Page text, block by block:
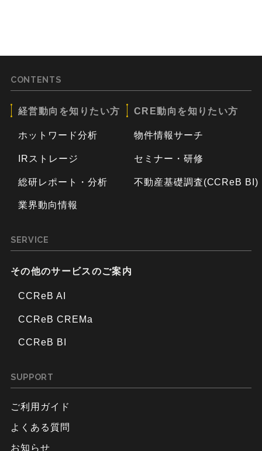
CONTENTS
経営動向を知りたい方
ホットワード分析
IRストレージ
総研レポート・分析
業界動向情報
CRE動向を知りたい方
物件情報サーチ
セミナー・研修
不動産基礎調査(CCReB BI)
SERVICE
その他のサービスのご案内
CCReB AI
CCReB CREMa
CCReB BI
SUPPORT
ご利用ガイド
よくある質問
お知らせ